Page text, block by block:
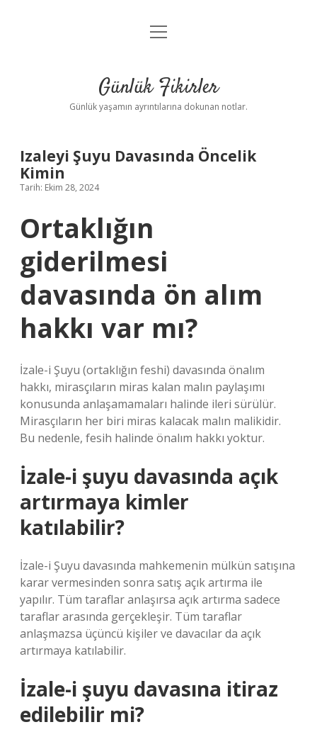
Anasayfa
Yasal Uyarı
menüyü
Günlük Fikirler
Günlük yaşamın ayrıntılarına dokunan notlar.
Izaleyi Şuyu Davasında Öncelik
Kimin
Tarih: Ekim 28, 2024
Ortaklığın
giderilmesi
davasında ön alım
hakkı var mı?
İzale-i Şuyu (ortaklığın feshi) davasında önalım
hakkı, mirasçıların miras kalan malın paylaşımı
konusunda anlaşamamaları halinde ileri sürülür.
Mirasçıların her biri miras kalacak malın malikidir.
Bu nedenle, fesih halinde önalım hakkı yoktur.
İzale-i şuyu davasında açık
artırmaya kimler
katılabilir?
İzale-i Şuyu davasında mahkemenin mülkün satışına
karar vermesinden sonra satış açık artırma ile
yapılır. Tüm taraflar anlaşırsa açık artırma sadece
taraflar arasında gerçekleşir. Tüm taraflar
anlaşmazsa üçüncü kişiler ve davacılar da açık
artırmaya katılabilir.
İzale-i şuyu davasına itiraz
edilebilir mi?